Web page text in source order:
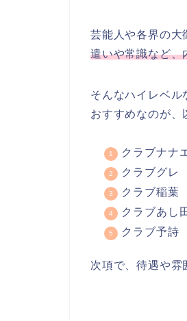
芸能人や各界の大
遣いや常識など、
そんなハイレベル
おすすめなのが、
クラブナナ
クラブグレ
クラブ稲葉
クラブあし
クラブ予詩
次項で、待遇や雰